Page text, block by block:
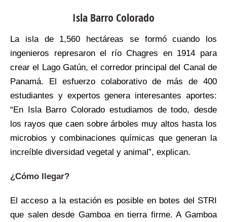
Isla Barro Colorado
La isla de 1,560 hectáreas se formó cuando los
ingenieros represaron el río Chagres en 1914 para
crear el Lago Gatún, el corredor principal del Canal de
Panamá. El esfuerzo colaborativo de más de 400
estudiantes y expertos genera interesantes aportes:
“En Isla Barro Colorado estudiamos de todo, desde
los rayos que caen sobre árboles muy altos hasta los
microbios y combinaciones químicas que generan la
increíble diversidad vegetal y animal”, explican.
¿Cómo llegar?
El acceso a la estación es posible en botes del STRI
que salen desde Gamboa en tierra firme. A Gamboa